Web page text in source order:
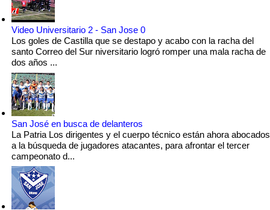
Video Universitario 2 - San Jose 0
Los goles de Castilla que se destapo y acabo con la racha del
santo Correo del Sur niversitario logró romper una mala racha de
dos años ...
San José en busca de delanteros
La Patria Los dirigentes y el cuerpo técnico están ahora abocados
a la búsqueda de jugadores atacantes, para afrontar el tercer
campeonato d...